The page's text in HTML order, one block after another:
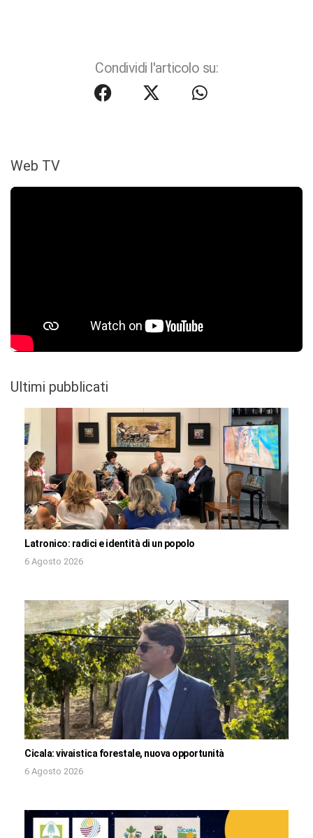
Condividi l'articolo su:
Web TV
Ultimi pubblicati
Latronico: radici e identità di un popolo
6 Agosto 2026
Cicala: vivaistica forestale, nuova opportunità
6 Agosto 2026